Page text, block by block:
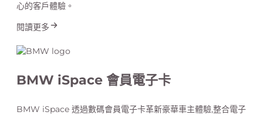
心的客戶體驗。
閱讀更多
BMW iSpace 會員電子卡
BMW iSpace 透過數碼會員電子卡革新豪華車主體驗,整合電子